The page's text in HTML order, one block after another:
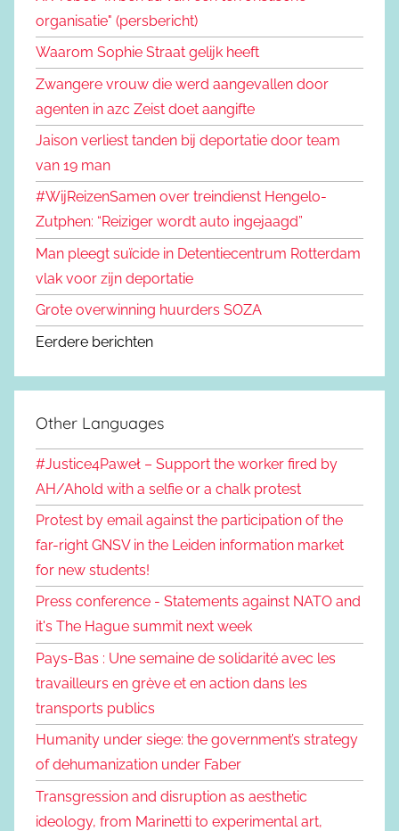
organisatie" (persbericht)
Waarom Sophie Straat gelijk heeft
Zwangere vrouw die werd aangevallen door
agenten in azc Zeist doet aangifte
Jaison verliest tanden bij deportatie door team
van 19 man
#WijReizenSamen over treindienst Hengelo-
Zutphen: “Reiziger wordt auto ingejaagd”
Man pleegt suïcide in Detentiecentrum Rotterdam
vlak voor zijn deportatie
Grote overwinning huurders SOZA
Eerdere berichten
Other Languages
#Justice4Paweł – Support the worker fired by
AH/Ahold with a selfie or a chalk protest
Protest by email against the participation of the
far-right GNSV in the Leiden information market
for new students!
Press conference - Statements against NATO and
it's The Hague summit next week
Pays-Bas : Une semaine de solidarité avec les
travailleurs en grève et en action dans les
transports publics
Humanity under siege: the government’s strategy
of dehumanization under Faber
Transgression and disruption as aesthetic
ideology, from Marinetti to experimental art,